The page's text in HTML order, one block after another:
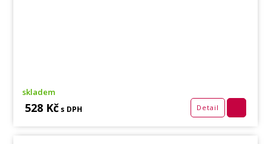
skladem
528 Kč s DPH Detail